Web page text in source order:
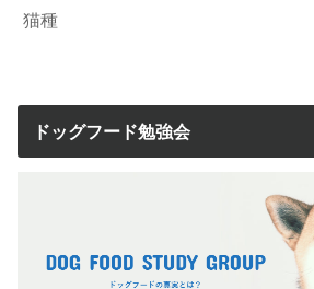
猫種
ドッグフード勉強会